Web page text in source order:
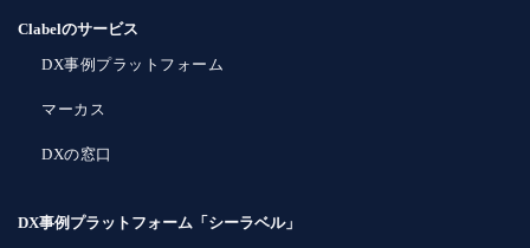
Clabelのサービス
DX事例プラットフォーム
マーカス
DXの窓口
DX事例プラットフォーム「シーラベル」